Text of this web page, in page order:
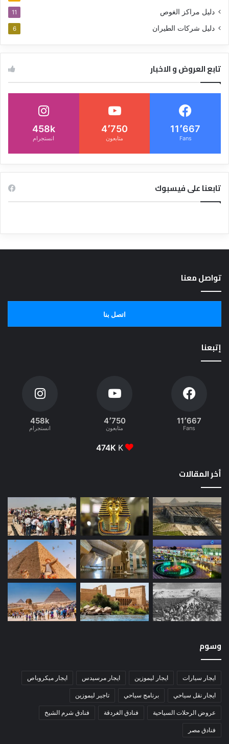
دليل مراكز الغوص 11
دليل شركات الطيران 6
تابع العروض و الاخبار
11٬667
Fans
4٬750
متابعون
458k
انستجرام
تابعنا على فيسبوك
تواصل معنا
اتصل بنا
إتبعنا
11٬667
Fans
4٬750
متابعون
458k
انستجرام
474K K
أخر المقالات
وسوم
ايجار سيارات ايجار ليموزين ايجار مرسيدس ايجار ميكروباص
ايجار نقل سياحي برنامج سياحي تاجير ليموزين
عروض الرحلات السياحية فنادق الغردقة فنادق شرم الشيخ
فنادق مصر